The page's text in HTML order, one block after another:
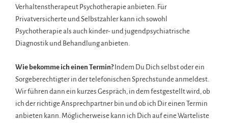
Verhaltenstherapeut Psychotherapie anbieten. Für
Privatversicherte und Selbstzahler kann ich sowohl
Psychotherapie als auch kinder- und jugendpsychiatrische
Diagnostik und Behandlung anbieten.
Wie bekomme ich einen Termin?Indem Du Dich selbst oder ein
Sorgeberechtigter in der telefonischen Sprechstunde anmeldest.
Wir führen dann ein kurzes Gespräch, in dem festgestellt wird, ob
ich der richtige Ansprechpartner bin und ob ich Dir einen Termin
anbieten kann. Möglicherweise kann ich Dich auf eine Warteliste